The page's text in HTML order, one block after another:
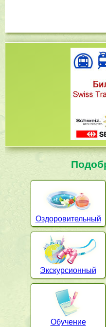
Оздоровительный
Экскурсионный
Обучение